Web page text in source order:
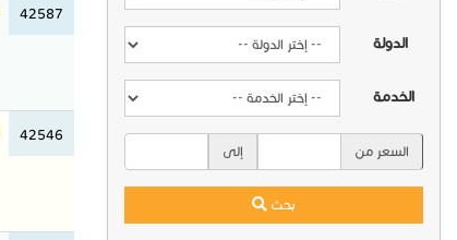
الدولة
الخدمة
السعر من إلى
بحث
42587
42546